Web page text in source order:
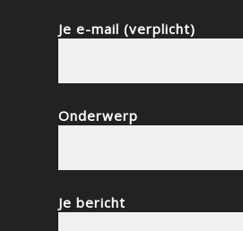
Je e-mail (verplicht)
Onderwerp
Je bericht